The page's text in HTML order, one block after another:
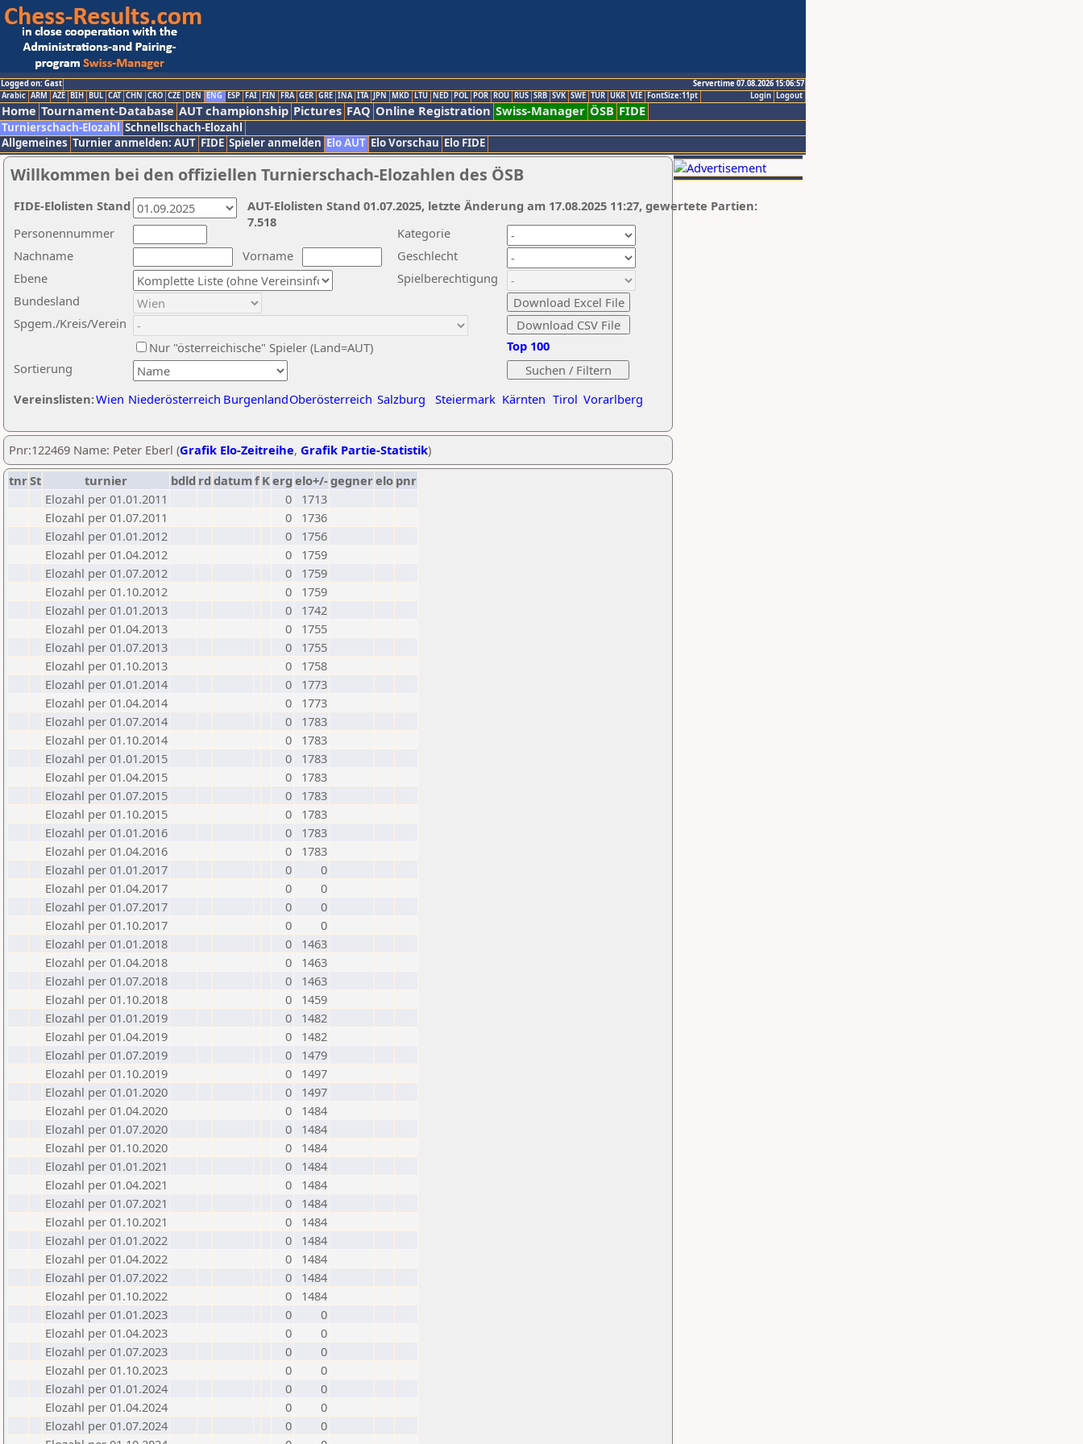
Logged on: Gast
Servertime 07.08.2026 15:06:57
Logout
Login
Arabic ARM AZE BIH BUL CAT CHN CRO CZE DEN ENG ESP FAI FIN FRA GER GRE INA ITA JPN MKD LTU NED POL POR ROU RUS SRB SVK SWE TUR UKR VIE FontSize:11pt
Home Tournament-Database AUT championship Pictures FAQ Online Registration Swiss-Manager ÖSB FIDE
Turnierschach-Elozahl Schnellschach-Elozahl
Allgemeines Turnier anmelden: AUT FIDE Spieler anmelden Elo AUT Elo Vorschau Elo FIDE
Willkommen bei den offiziellen Turnierschach-Elozahlen des ÖSB
Nachname
Vorname
Ebene
Kategorie
Sortierung
Personennummer
Bundesland
Spgem./Kreis/Verein
Geschlecht
Nur "österreichische" Spieler (Land=AUT)
Spielberechtigung
Vereinslisten:Wien Niederösterreich BurgenlandOberösterreich Salzburg Steiermark Kärnten Tirol Vorarlberg
Top 100
AUT-Elolisten Stand 01.07.2025, letzte Änderung am 17.08.2025 11:27, gewertete Partien:
7.518
FIDE-Elolisten Stand
Pnr:122469 Name: Peter Eberl (Grafik Elo-Zeitreihe, Grafik Partie-Statistik)
tnrSt turnier bdld rd datumf Kerg elo+/-gegnerelo pnr
Elozahl per 01.01.2011
0
1713
Elozahl per 01.07.2011
0
1736
Elozahl per 01.01.2012
0
1756
Elozahl per 01.04.2012
0
1759
Elozahl per 01.07.2012
0
1759
Elozahl per 01.10.2012
0
1759
Elozahl per 01.01.2013
0
1742
Elozahl per 01.04.2013
0
1755
Elozahl per 01.07.2013
0
1755
Elozahl per 01.10.2013
0
1758
Elozahl per 01.01.2014
0
1773
Elozahl per 01.04.2014
0
1773
Elozahl per 01.07.2014
0
1783
Elozahl per 01.10.2014
0
1783
Elozahl per 01.01.2015
0
1783
Elozahl per 01.04.2015
0
1783
Elozahl per 01.07.2015
0
1783
Elozahl per 01.10.2015
0
1783
Elozahl per 01.01.2016
0
1783
Elozahl per 01.04.2016
0
1783
Elozahl per 01.01.2017
0
0
Elozahl per 01.04.2017
0
0
Elozahl per 01.07.2017
0
0
Elozahl per 01.10.2017
0
0
Elozahl per 01.01.2018
0
1463
Elozahl per 01.04.2018
0
1463
Elozahl per 01.07.2018
0
1463
Elozahl per 01.10.2018
0
1459
Elozahl per 01.01.2019
0
1482
Elozahl per 01.04.2019
0
1482
Elozahl per 01.07.2019
0
1479
Elozahl per 01.10.2019
0
1497
Elozahl per 01.01.2020
0
1497
Elozahl per 01.04.2020
0
1484
Elozahl per 01.07.2020
0
1484
Elozahl per 01.10.2020
0
1484
Elozahl per 01.01.2021
0
1484
Elozahl per 01.04.2021
0
1484
Elozahl per 01.07.2021
0
1484
Elozahl per 01.10.2021
0
1484
Elozahl per 01.01.2022
0
1484
Elozahl per 01.04.2022
0
1484
Elozahl per 01.07.2022
0
1484
Elozahl per 01.10.2022
0
1484
Elozahl per 01.01.2023
0
0
Elozahl per 01.04.2023
0
0
Elozahl per 01.07.2023
0
0
Elozahl per 01.10.2023
0
0
Elozahl per 01.01.2024
0
0
Elozahl per 01.04.2024
0
0
Elozahl per 01.07.2024
0
0